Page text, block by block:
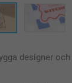
designer